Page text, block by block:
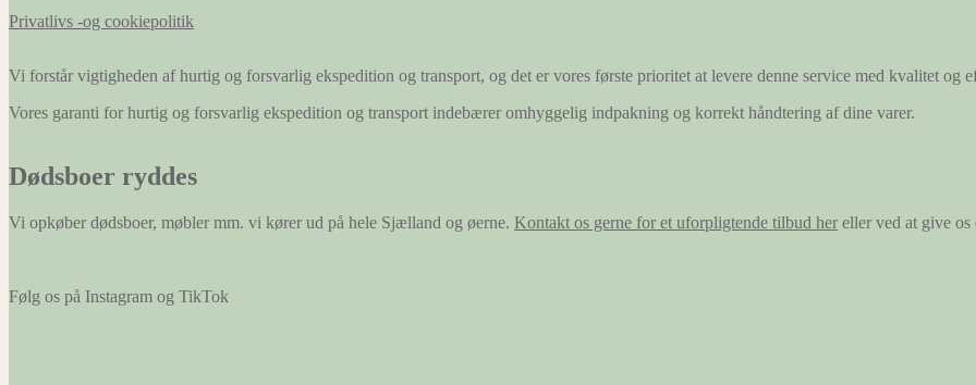
Privatlivs -og cookiepolitik
Vi forstår vigtigheden af hurtig og forsvarlig ekspedition og transport, og det er vores første prioritet at levere denne service med kvalitet og
Vores garanti for hurtig og forsvarlig ekspedition og transport indebærer omhyggelig indpakning og korrekt håndtering af dine varer.
Dødsboer ryddes
Vi opkøber dødsboer, møbler mm. vi kører ud på hele Sjælland og øerne. Kontakt os gerne for et uforpligtende tilbud her eller ved at give
Følg os på Instagram og TikTok